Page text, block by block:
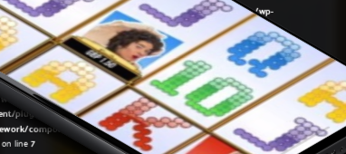
: Undefined variable $post in /var/www/sirslot.com/htdocs/wp-
plugins/oxygen/component-
components/classes/code-block.class.php(133) : eval()'d
on line7
: Attempt to read property "ID" on null in
sirslot.com/htdocs/wp-
plugins/oxygen/component-
components/classes/code-block.class.php(133) : eval()'d
on line7